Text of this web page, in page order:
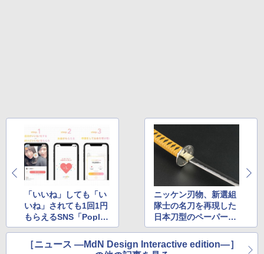
「いいね」しても「い
いね」されても1回1円
もらえるSNS「Poplle
（ポップル）」リリー
ス
ニッケン刃物、新選組
隊士の名刀を再現した
日本刀型のペーパーナ
イフを発売
［ニュース ―MdN Design Interactive edition―］